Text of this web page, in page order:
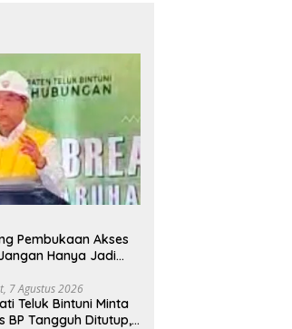
Pembukaan Akses
Hanya Jadi
7 Agustus 2026
Teluk Bintuni Minta
BP Tangguh Ditutup,